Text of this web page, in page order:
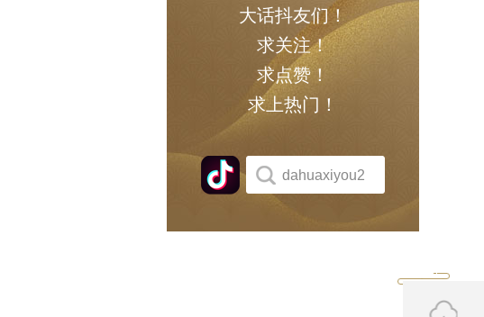
大话抖友们！
求关注！
求点赞！
求上热门！
dahuaxiyou2